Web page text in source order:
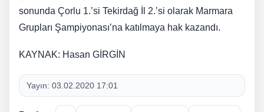
sonunda Çorlu 1.’si Tekirdağ İl 2.’si olarak Marmara
Grupları Şampiyonası’na katılmaya hak kazandı.
KAYNAK: Hasan GİRGİN
Yayın: 03.02.2020 17:01